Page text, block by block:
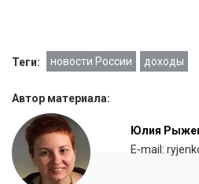
Теги: новости России доходы
Автор материала:
Юлия
E-mail: